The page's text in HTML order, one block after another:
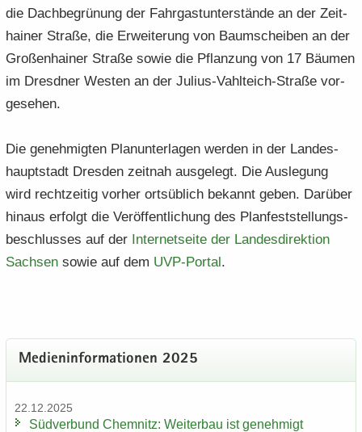
die Dach­be­grü­nung der Fahr­gast­un­ter­stän­de an der Zeit­
hai­ner Stra­ße, die Er­wei­te­rung von Baum­schei­ben an der
Gro­ßen­hai­ner Stra­ße sowie die Pflan­zung von 17 Bäu­men
im Dresd­ner Wes­ten an der Julius-​Vahlteich-Straße vor­
ge­se­hen.
Die ge­neh­mig­ten Plan­un­ter­la­gen wer­den in der Lan­des­
haupt­stadt Dres­den zeit­nah aus­ge­legt. Die Aus­le­gung
wird recht­zei­tig vor­her orts­üb­lich be­kannt geben. Dar­über
hin­aus er­folgt die Ver­öf­fent­li­chung des Plan­fest­stel­lungs­
be­schlus­ses auf der In­ter­net­sei­te der Lan­des­di­rek­ti­on
Sach­sen sowie auf dem UVP-​​Portal.
Me­di­en­in­for­ma­tio­nen 2025
22.12.2025
Süd­ver­bund Chem­nitz: Wei­ter­bau ist ge­neh­migt